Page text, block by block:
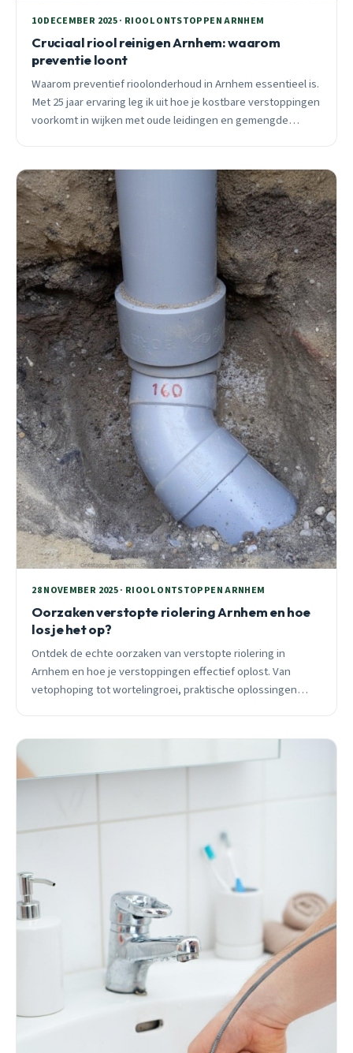
10 DECEMBER 2025 · RIOOL ONTSTOPPEN ARNHEM
Cruciaal riool reinigen Arnhem: waarom
preventie loont
Waarom preventief rioolonderhoud in Arnhem essentieel is.
Met 25 jaar ervaring leg ik uit hoe je kostbare verstoppingen
voorkomt in wijken met oude leidingen en gemengde
28 NOVEMBER 2025 · RIOOL ONTSTOPPEN ARNHEM
Oorzaken verstopte riolering Arnhem en hoe
los je het op?
Ontdek de echte oorzaken van verstopte riolering in
Arnhem en hoe je verstoppingen effectief oplost. Van
vetophoping tot wortelingroei, praktische oplossingen